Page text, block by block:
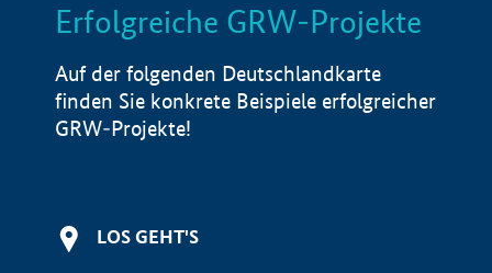
LISTE Info
Erfolgreiche GRW-Projekte
Auf der folgenden Deutschlandkarte
finden Sie konkrete Beispiele erfolgreicher
GRW-Projekte!
LOS GEHT'S